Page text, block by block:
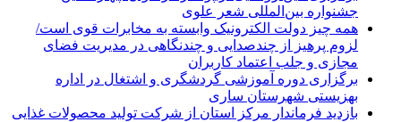
جشنواره بین‌المللی شعر علوی
همه چیز دولت الکترونیک وابسته به مخابرات قوی است/
لزوم پرهیز از چندصدایی و چندنگاهی در مدیریت فضای
مجازی و جلب اعتماد کاربران
برگزاری دوره آموزشی گردشگری و اشتغال در اداره
بهزیستی شهرستان ساری
بازدید فرماندار مرکز استان از شرکت تولید محصولات غذایی